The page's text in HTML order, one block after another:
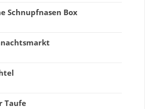
Schnupfnasen Box
Taufe